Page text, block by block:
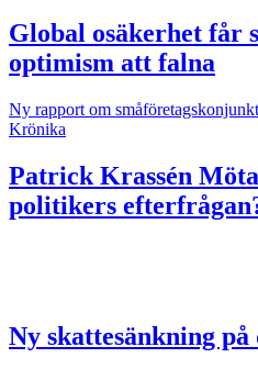
Global osäkerhet får
optimism att falna
Ny rapport om
Krönika
Patrick Krassén
politikers
Ny skattesänkning